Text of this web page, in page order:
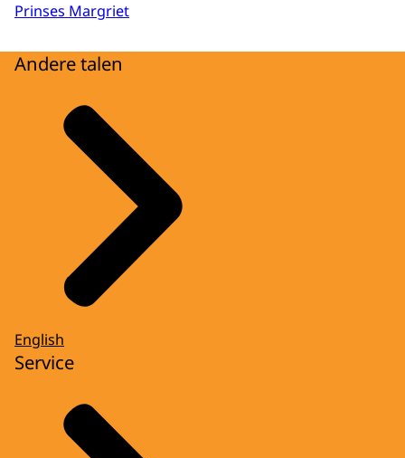
Prinses Margriet
Andere talen
English
Service